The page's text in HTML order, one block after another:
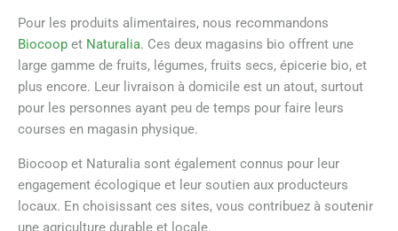
Pour les produits alimentaires, nous recommandons
Biocoop et Naturalia. Ces deux magasins bio offrent une
large gamme de fruits, légumes, fruits secs, épicerie bio, et
plus encore. Leur livraison à domicile est un atout, surtout
pour les personnes ayant peu de temps pour faire leurs
courses en magasin physique.
Biocoop et Naturalia sont également connus pour leur
engagement écologique et leur soutien aux producteurs
locaux. En choisissant ces sites, vous contribuez à soutenir
une agriculture durable et locale.